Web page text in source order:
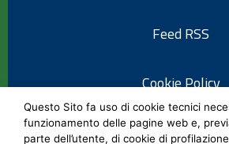
Feed RSS
Cookie Policy
Informativa
Questo Sito fa uso di cookie tecnici
funzionamento delle pagine web e,
parte dell’utente, di cookie di